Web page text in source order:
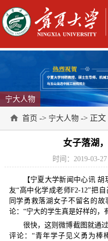
宁大人物
首页 -> 宁大人物 -> 正文
女子落湖
时间：2019-03-27
【宁夏大学新闻中心讯 胡
友“高中化学成老师F2-12”把
同学勇救落湖女子不留名的
论：“宁大的学生真是好样的，
很快，这则微博截图就通
评论：“青年学子见义勇为棒